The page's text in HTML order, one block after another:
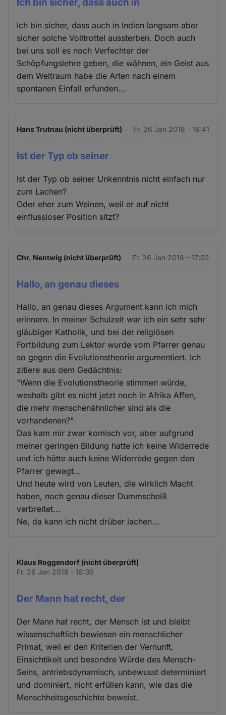
Ich bin sicher, dass auch in
Ich bin sicher, dass auch in Indien langsam aber
sicher solche Volltrottel aussterben. Doch auch
bei uns soll es noch Verfechter der
Schöpfungslehre geben, die wähnen, ein Geist aus
dem Weltraum habe die Arten nach einem
spontanen Einfall erfunden...
Hans Trutnau (nicht überprüft) Fr. 26 Jan 2018 - 16:41
Ist der Typ ob seiner
Ist der Typ ob seiner Unkenntnis nicht einfach nur
zum Lachen?
Oder eher zum Weinen, weil er auf nicht
einflussloser Position sitzt?
Chr. Nentwig (nicht überprüft) Fr. 26 Jan 2018 - 17:02
Hallo, an genau dieses
Hallo, an genau dieses Argument kann ich mich
erinnern. In meiner Schulzeit war ich ein sehr sehr
gläubiger Katholik, und bei der religiösen
Fortbildung zum Lektor wurde vom Pfarrer genau
so gegen die Evolutionstheorie argumentiert. Ich
zitiere aus dem Gedächtnis:
"Wenn die Evolutionstheorie stimmen würde,
weshalb gibt es nicht jetzt noch in Afrika Affen,
die mehr menschenähnlicher sind als die
vorhandenen?"
Das kam mir zwar komisch vor, aber aufgrund
meiner geringen Bildung hatte ich keine Widerrede
und ich hätte auch keine Widerrede gegen den
Pfarrer gewagt...
Und heute wird von Leuten, die wirklich Macht
haben, noch genau dieser Dummscheiß
verbreitet...
Ne, da kann ich nicht drüber lachen...
Klaus Roggendorf (nicht überprüft)
Fr. 26 Jan 2018 - 18:35
Der Mann hat recht, der
Der Mann hat recht, der Mensch ist und bleibt
wissenschaftlich bewiesen ein menschlicher
Primat, weil er den Kriterien der Vernunft,
Einsichtikeit und besondre Würde des Mensch-
Seins, antriebsdynamisch, unbewusst determiniert
und dominiert, nicht erfüllen kann, wie das die
Menschheitsgeschichte beweist.